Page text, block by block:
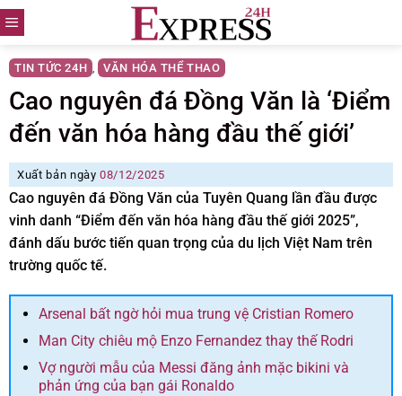
Skip
to
content
TIN TỨC 24H , VĂN HÓA THỂ THAO
Cao nguyên đá Đồng Văn là ‘Điểm
đến văn hóa hàng đầu thế giới’
Xuất bản ngày08/12/2025
Cao nguyên đá Đồng Văn của Tuyên Quang lần đầu được
vinh danh “Điểm đến văn hóa hàng đầu thế giới 2025”,
đánh dấu bước tiến quan trọng của du lịch Việt Nam trên
trường quốc tế.
Arsenal bất ngờ hỏi mua trung vệ Cristian Romero
Man City chiêu mộ Enzo Fernandez thay thế Rodri
Vợ người mẫu của Messi đăng ảnh mặc bikini và
phản ứng của bạn gái Ronaldo